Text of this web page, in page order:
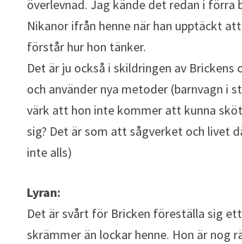
överlevnad. Jag kände det redan i
Nikanor ifrån henne när han upptäckt
förstår hur hon tänker.
Det är ju också i skildringen av
och använder nya metoder (barnvagn i
värk att hon inte kommer att kunna
sig? Det är som att sågverket och livet
inte alls)
Lyran:
Det är svårt för Bricken föreställa sig
skrämmer än lockar henne. Hon är nog